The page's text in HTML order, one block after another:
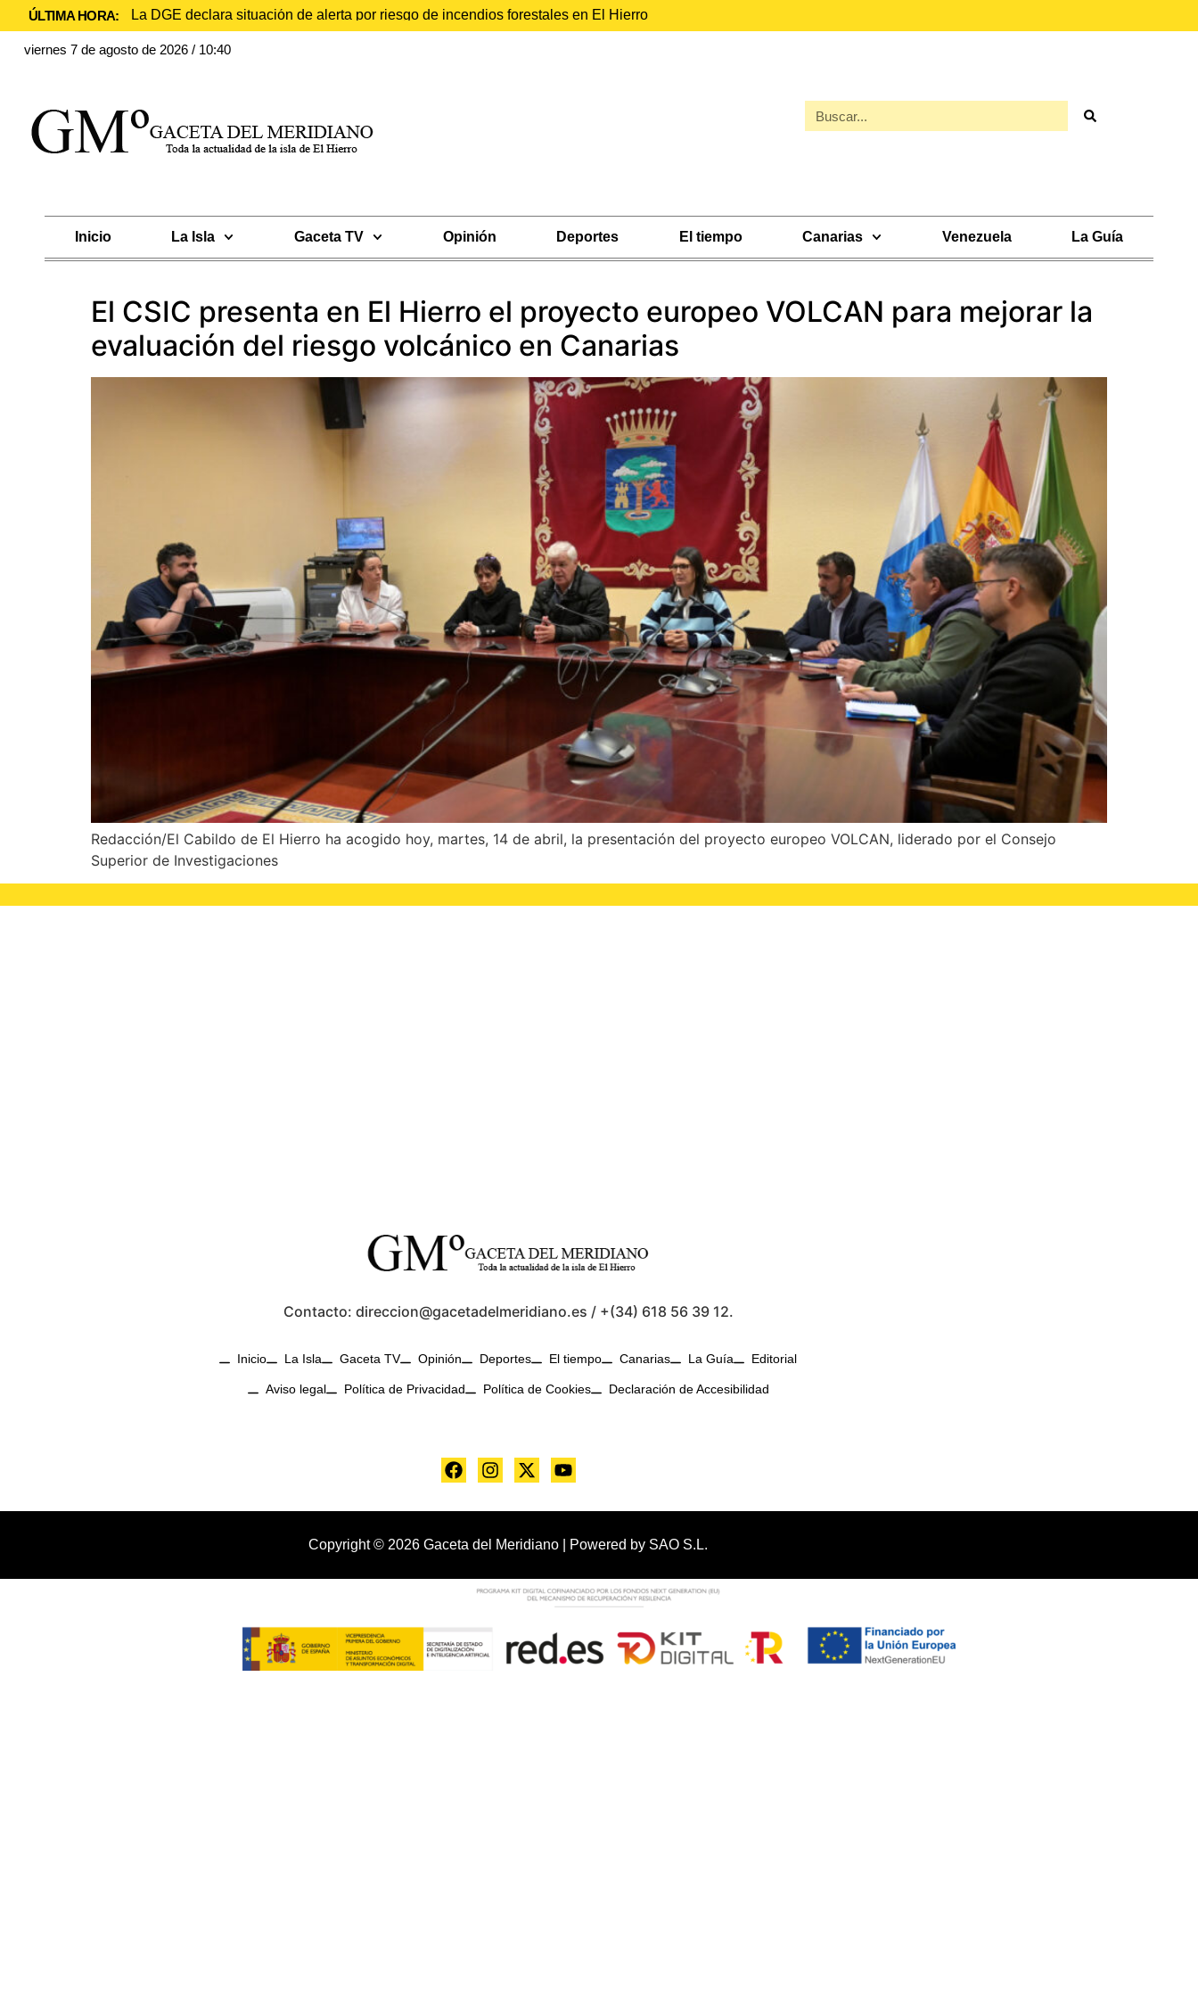
ÚLTIMA HORA: La DGE declara situación de alerta por riesgo de incendios forestales en El Hierro
viernes 7 de agosto de 2026 / 10:40
Inicio La Isla Gaceta TV Opinión Deportes El tiempo Canarias Venezuela La Guía
El CSIC presenta en El Hierro el proyecto europeo VOLCAN para mejorar la
evaluación del riesgo volcánico en Canarias
Redacción/El Cabildo de El Hierro ha acogido hoy, martes, 14 de abril, la presentación del proyecto europeo VOLCAN, liderado por el Consejo
Superior de Investigaciones
Contacto: direccion@gacetadelmeridiano.es / +(34) 618 56 39 12.
Inicio La Isla Gaceta TV Opinión Deportes El tiempo Canarias La Guía Editorial
Aviso legal Política de Privacidad Política de Cookies Declaración de Accesibilidad
Copyright © 2026 Gaceta del Meridiano | Powered by SAO S.L.